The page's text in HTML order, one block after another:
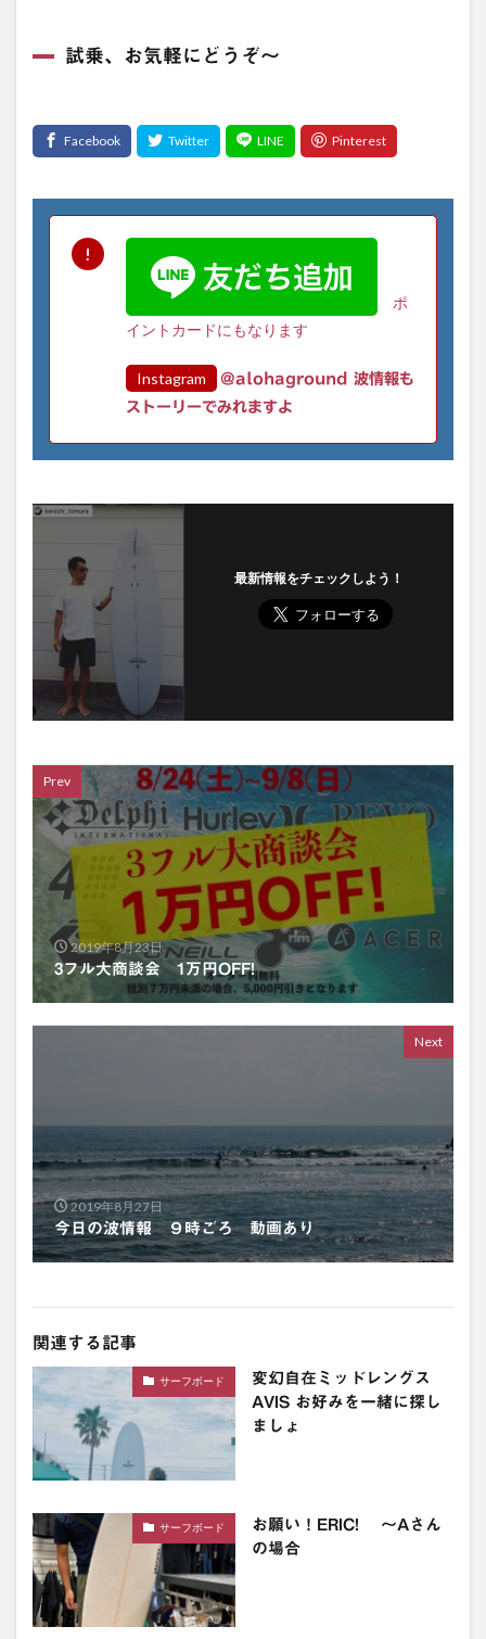
試乗、お気軽にどうぞ〜
ポ
イントカードにもなります
Instagram
@alohaground 波情報も
ストーリーでみれますよ
最新情報をチェックしよう！
Prev
2019年8月23日
3フル大商談会 1万円OFF!
Next
2019年8月27日
今日の波情報 ９時ごろ 動画あり
関連する記事
サーフボード
変幻自在ミッドレングス
AVIS お好みを一緒に探し
ましょ
サーフボード
お願い！ERIC! 〜Aさん
の場合